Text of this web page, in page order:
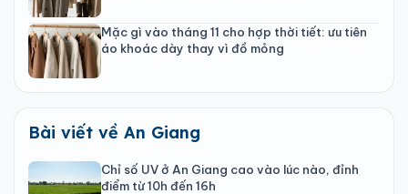
Mặc gì vào tháng 11 cho hợp thời tiết: ưu tiên
áo khoác dày thay vì đồ mỏng
Bài viết về An Giang
Chỉ số UV ở An Giang cao vào lúc nào, đỉnh
điểm từ 10h đến 16h